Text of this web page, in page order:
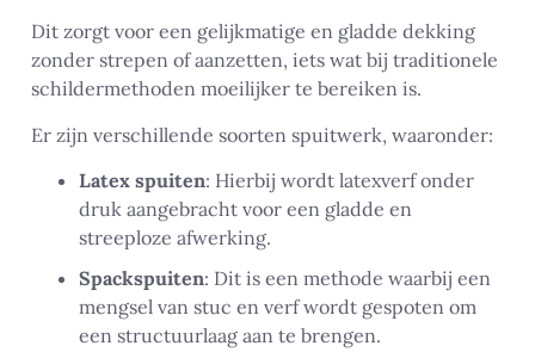
Dit zorgt voor een gelijkmatige en gladde dekking
zonder strepen of aanzetten, iets wat bij traditionele
schildermethoden moeilijker te bereiken is.
Er zijn verschillende soorten spuitwerk, waaronder:
Latex spuiten: Hierbij wordt latexverf onder
druk aangebracht voor een gladde en
streeploze afwerking.
Spackspuiten: Dit is een methode waarbij een
mengsel van stuc en verf wordt gespoten om
een structuurlaag aan te brengen.